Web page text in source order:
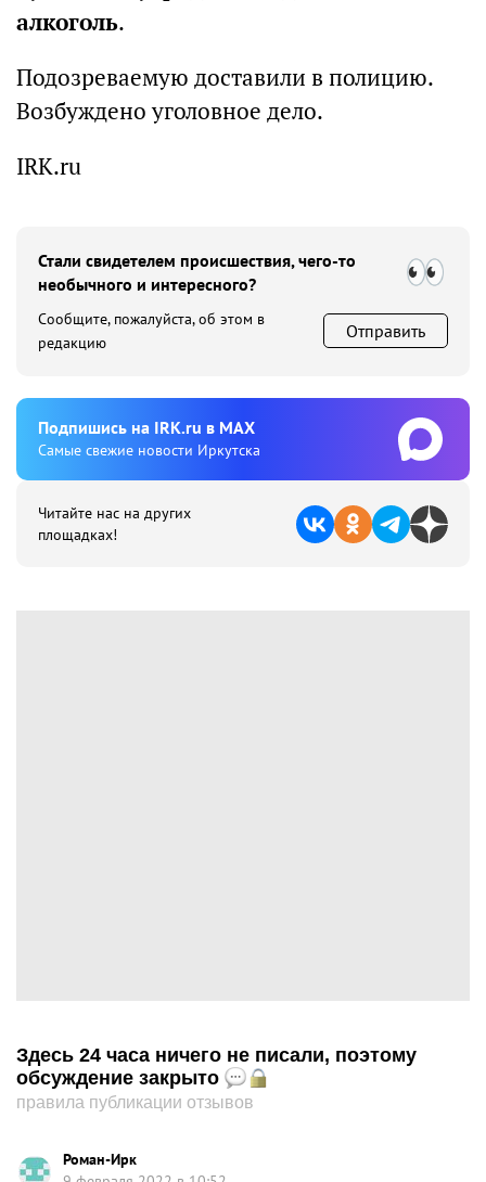
алкоголь.
Подозреваемую доставили в полицию.
Возбуждено уголовное дело.
IRK.ru
Стали свидетелем происшествия, чего-то
необычного и интересного?
Сообщите, пожалуйста, об этом в
редакцию
Отправить
Подпишиcь на IRK.ru в MAX
Cамые свежие новости Иркутска
Читайте нас на других
площадках!
Здесь 24 часа ничего не писали, поэтому
обсуждение закрыто
правила публикации отзывов
Роман-Ирк